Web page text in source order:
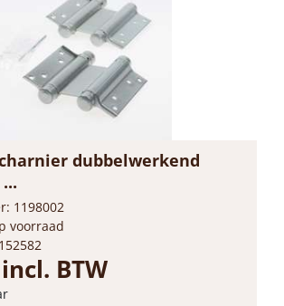
dubbelwerkend
1198002
voorraad
BTW